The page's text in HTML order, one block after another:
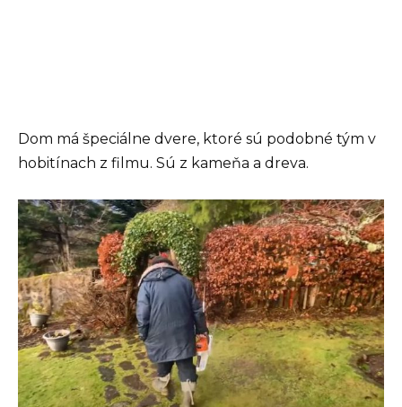
Dom má špeciálne dvere, ktoré sú podobné tým v
hobitínach z filmu. Sú z kameňa a dreva.